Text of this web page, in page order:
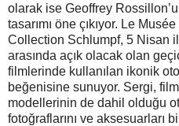
olarak ise Geoffrey
tasarımı öne çıkıyor. Le
Collection Schlumpf, 5 Nisan
arasında açık olacak olan
filmlerinde kullanılan ikonik
beğenisine sunuyor. Sergi,
modellerinin de dahil olduğu
fotoğraflarını ve aksesuarları